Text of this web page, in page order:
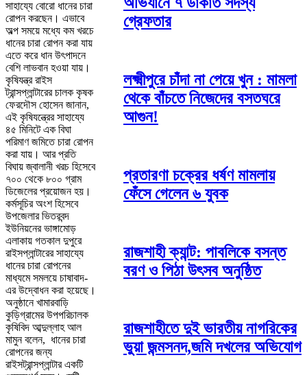
সাহায্যে বোরো ধানের চারা
রোপন করছেন। এভাবে
অল্প সময়ে মধ্যে কম খরচে
ধানের চারা রোপন করা যায়
এতে করে ধান উৎপাদনে
বেশি লাভবান হওয়া যায়।
কৃষিযন্ত্র রাইস
ট্রান্সপ্লান্টারের চালক কৃষক
ফেরদৌস হোসেন জানান,
এই কৃষিযন্ত্রের সাহায্যে
৪৫ মিনিটে এক বিঘা
পরিমাণ জমিতে চারা রোপন
করা যায়। আর প্রতি
বিঘায় জ্বালানী খরচ হিসেবে
৭০০ থেকে ৮০০ গ্রাম
ডিজেলের প্রয়োজন হয়।
কর্মসূচির অংশ হিসেবে
উপজেলার ভিতরবন্দ
ইউনিয়নের ভাঙ্গামোড়
এলাকায় গতকাল দুপুরে
রাইসপ্লান্টারের সাহায্যে
ধানের চারা রোপনের
মাধ্যমে সমলয়ে চাষাবাদ-
এর উদ্বোধন করা হয়েছে।
অনুষ্ঠানে খামারবাড়ি
কুড়িগ্রামের উপপরিচালক
কৃষিবিদ আব্দুল্লাহ আল
মামুন বলেন, ধানের চারা
রোপনের জন্য
রাইসট্রান্সপ্লান্টার একটি
গ্রেফতার
লক্ষ্মীপুরে চাঁদা না পেয়ে খুন : মামলা
থেকে বাঁচতে নিজেদের বসতঘরে
আগুন!
প্রতারণা চক্রের ধর্ষণ মামলায়
ফেঁসে গেলেন ৬ যুবক
রাজশাহী ক্যান্ট: পাবলিকে বসন্ত
বরণ ও পিঠা উৎসব অনুষ্ঠিত
রাজশাহীতে দুই ভারতীয় নাগরিকের
ভুয়া জন্মসনদ,জমি দখলের অভিযোগ